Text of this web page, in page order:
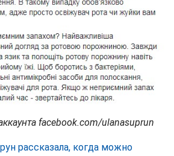
facebook.com/ulanasuprun
рассказала, когда можно